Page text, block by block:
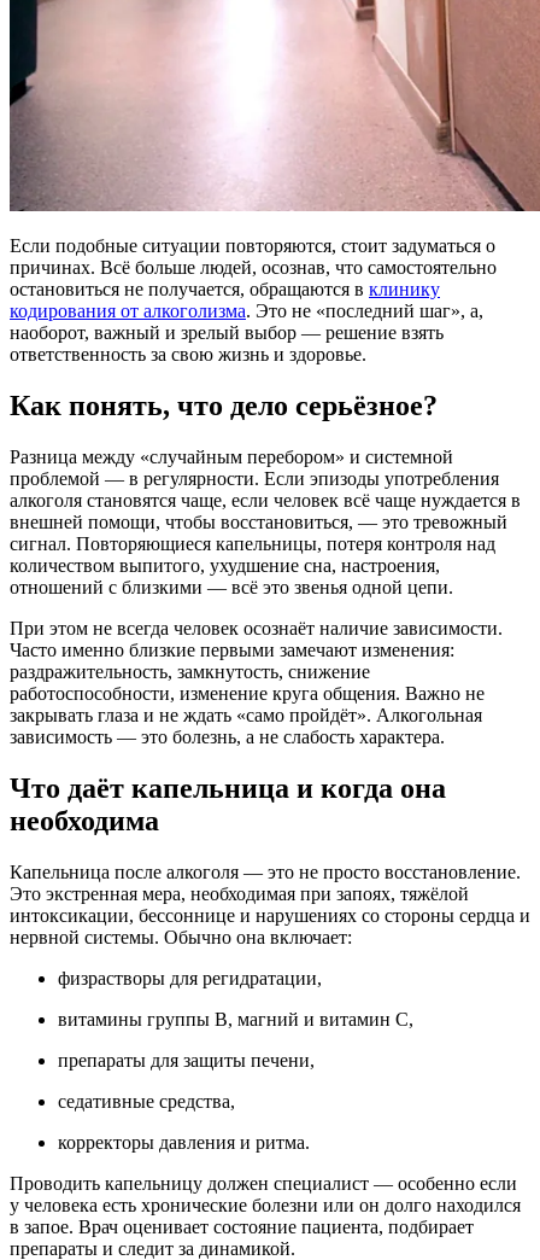
Если подобные ситуации повторяются, стоит задуматься о
причинах. Всё больше людей, осознав, что самостоятельно
остановиться не получается, обращаются в клинику
кодирования от алкоголизма. Это не «последний шаг», а,
наоборот, важный и зрелый выбор — решение взять
ответственность за свою жизнь и здоровье.
Как понять, что дело серьёзное?
Разница между «случайным перебором» и системной
проблемой — в регулярности. Если эпизоды употребления
алкоголя становятся чаще, если человек всё чаще нуждается в
внешней помощи, чтобы восстановиться, — это тревожный
сигнал. Повторяющиеся капельницы, потеря контроля над
количеством выпитого, ухудшение сна, настроения,
отношений с близкими — всё это звенья одной цепи.
При этом не всегда человек осознаёт наличие зависимости.
Часто именно близкие первыми замечают изменения:
раздражительность, замкнутость, снижение
работоспособности, изменение круга общения. Важно не
закрывать глаза и не ждать «само пройдёт». Алкогольная
зависимость — это болезнь, а не слабость характера.
Что даёт капельница и когда она
необходима
Капельница после алкоголя — это не просто восстановление.
Это экстренная мера, необходимая при запоях, тяжёлой
интоксикации, бессоннице и нарушениях со стороны сердца и
нервной системы. Обычно она включает:
физрастворы для регидратации,
витамины группы B, магний и витамин C,
препараты для защиты печени,
седативные средства,
корректоры давления и ритма.
Проводить капельницу должен специалист — особенно если
у человека есть хронические болезни или он долго находился
в запое. Врач оценивает состояние пациента, подбирает
препараты и следит за динамикой.